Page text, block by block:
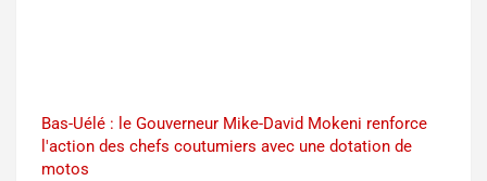
Bas-Uélé : le Gouverneur Mike-David Mokeni renforce
l'action des chefs coutumiers avec une dotation de
motos